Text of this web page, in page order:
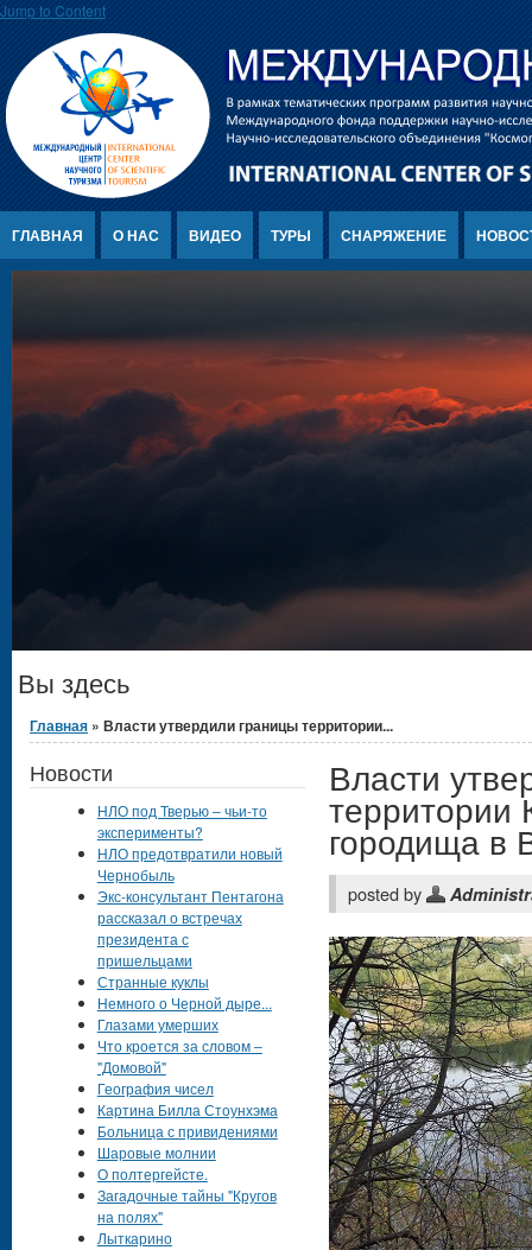
Jump to Content
ГЛАВНАЯ О НАС ВИДЕО ТУРЫ СНАРЯЖЕНИЕ
Вы здесь
Главная » Власти утвердили границы территории...
Власти
территории
городища в
posted by
Новости
НЛО под Тверью – чьи-то
эксперименты?
НЛО предотвратили новый
Чернобыль
Экс-консультант Пентагона
рассказал о встречах
президента с
пришельцами
Странные куклы
Немного о Черной дыре...
Глазами умерших
Что кроется за словом –
"Домовой"
География чисел
Картина Билла Стоунхэма
Больница с привидениями
Шаровые молнии
О полтергейсте.
Загадочные тайны "Кругов
на полях"
Лыткарино